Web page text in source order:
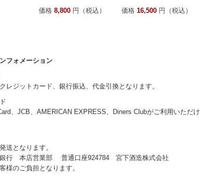
価格 8,800円（税込） 価格 16,500 円（税込）
フォメーション
レジットカード、銀行振込、代金引換となります。
、JCB、AMERICAN EXPRESS、Diners Clubがご利用いただけ
送となります。
銀行 本店営業部 普通口座924784 宮下酒造株式会社
様のご負担となります。